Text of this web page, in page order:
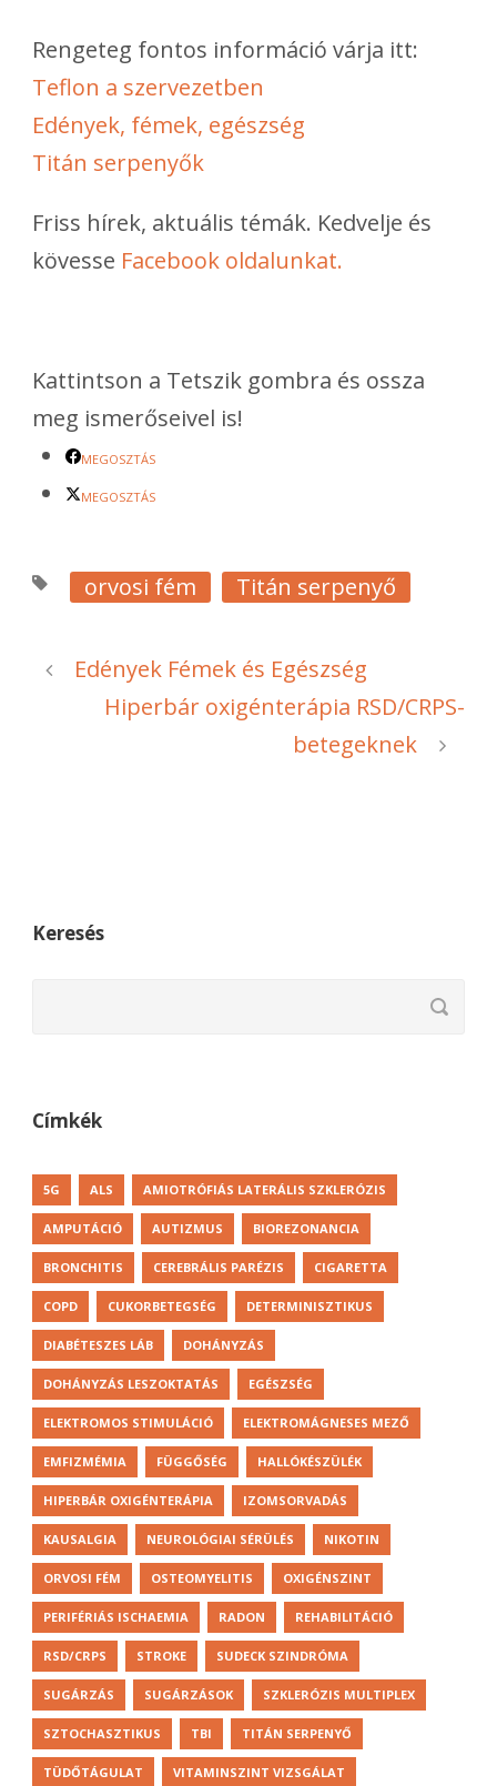
Rengeteg fontos információ várja itt:
Teflon a szervezetben
Edények, fémek, egészség
Titán serpenyők
Friss hírek, aktuális témák. Kedvelje és
kövesse Facebook oldalunkat.
Kattintson a Tetszik gombra és ossza
meg ismerőseivel is!
MEGOSZTÁS
MEGOSZTÁS
orvosi fém Titán serpenyő
Edények Fémek és Egészség
Hiperbár oxigénterápia RSD/CRPS-
betegeknek
Keresés
Címkék
5G ALS AMIOTRÓFIÁS LATERÁLIS SZKLERÓZIS
AMPUTÁCIÓ AUTIZMUS BIOREZONANCIA
BRONCHITIS CEREBRÁLIS PARÉZIS CIGARETTA
COPD CUKORBETEGSÉG DETERMINISZTIKUS
DIABÉTESZES LÁB DOHÁNYZÁS
DOHÁNYZÁS LESZOKTATÁS EGÉSZSÉG
ELEKTROMOS STIMULÁCIÓ ELEKTROMÁGNESES MEZŐ
EMFIZMÉMIA FÜGGŐSÉG HALLÓKÉSZÜLÉK
HIPERBÁR OXIGÉNTERÁPIA IZOMSORVADÁS
KAUSALGIA NEUROLÓGIAI SÉRÜLÉS NIKOTIN
ORVOSI FÉM OSTEOMYELITIS OXIGÉNSZINT
PERIFÉRIÁS ISCHAEMIA RADON REHABILITÁCIÓ
RSD/CRPS STROKE SUDECK SZINDRÓMA
SUGÁRZÁS SUGÁRZÁSOK SZKLERÓZIS MULTIPLEX
SZTOCHASZTIKUS TBI TITÁN SERPENYŐ
TÜDŐTÁGULAT VITAMINSZINT VIZSGÁLAT